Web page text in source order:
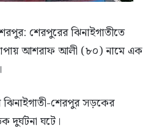
শেরপুরের ঝিনাইগাতীতে
চাপায় আশরাফ আলী (৮০) নামে এক
শেরপুর সড়কের
ঘটে।